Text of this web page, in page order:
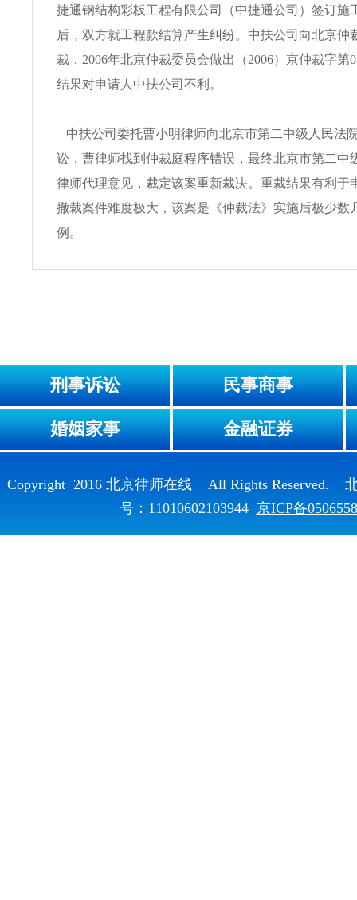
捷通钢结构彩板工程有限公司（中捷通公司）签订施
后，双方就工程款结算产生纠纷。中扶公司向北京仲
裁，2006年北京仲裁委员会做出（2006）京仲裁字第
结果对申请人中扶公司不利。
中扶公司委托曹小明律师向北京市第二中级人民法
讼，曹律师找到仲裁庭程序错误，最终北京市第二中
律师代理意见，裁定该案重新裁决。重裁结果有利于
撤裁案件难度极大，该案是《仲裁法》实施后极少数
例。
刑事诉讼 民事商事
婚姻家事 金融证券
Copyright 2016 北京律师在线 All Rights Reserved.
号：11010602103944 京ICP备